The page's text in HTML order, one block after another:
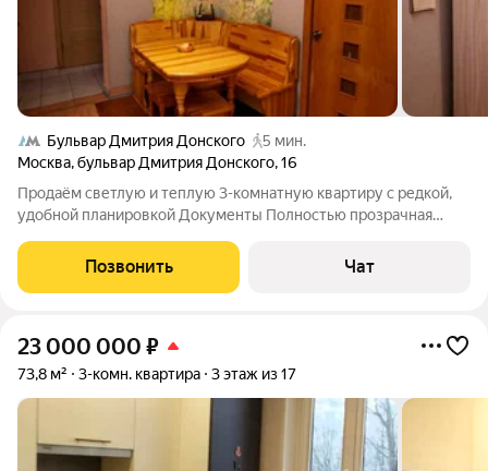
Бульвар Дмитрия Донского
5 мин.
Москва,бульвар Дмитрия Донского,16
Продаём светлую и теплую 3-комнатную квартиру с редкой,
удобной планировкой Документы Полностью прозрачная
постройки дома) Приватизация с 2017 года Все собственники
лично присутствуют на сделке
Позвонить Чат
23 000 000 ₽
73,8 м² 3-комн. квартира 3 этаж из 17